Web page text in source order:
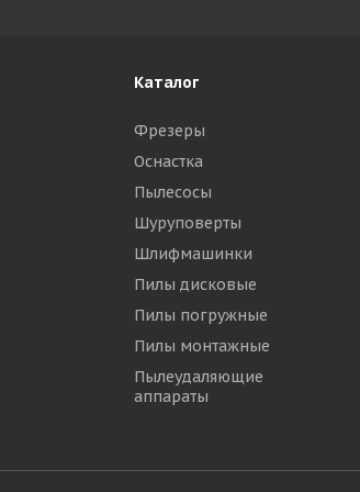
Каталог
Фрезеры
Оснастка
Пылесосы
Шуруповерты
Шлифмашинки
Пилы дисковые
Пилы погружные
Пилы монтажные
Пылеудаляющие
аппараты